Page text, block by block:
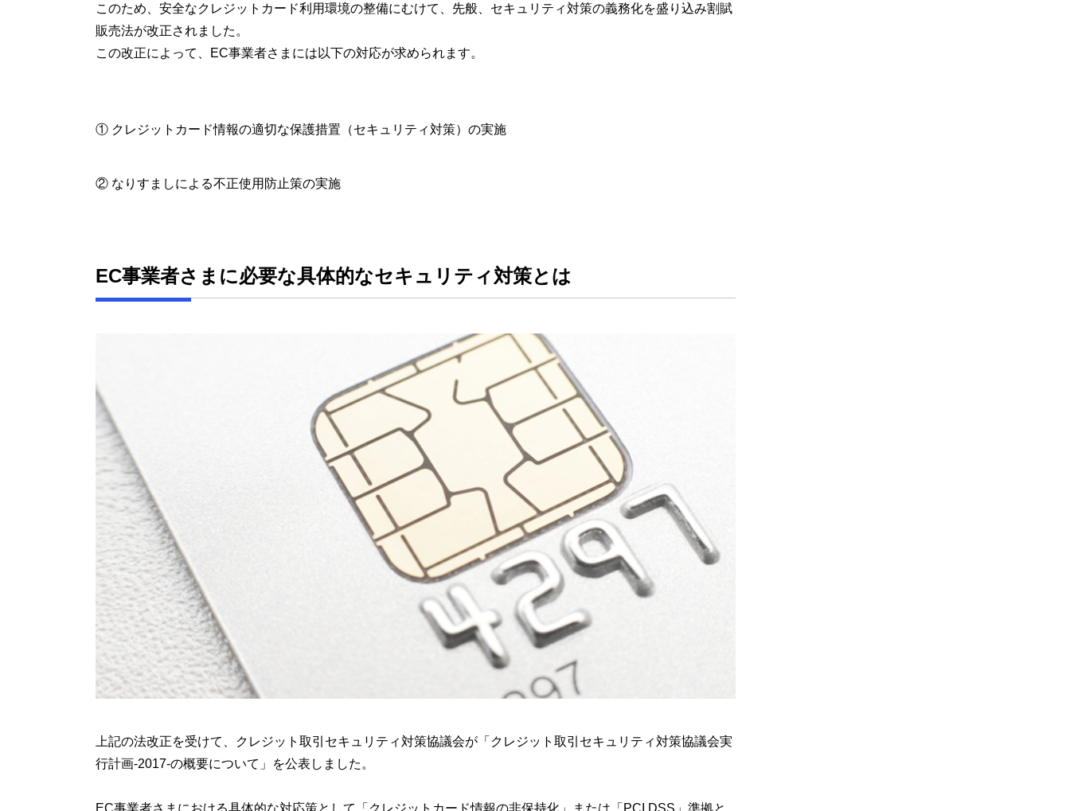
このため、安全なクレジットカード利用環境の整備にむけて、先般、セキュリティ対策の義務化を盛り込み割賦
販売法が改正されました。
この改正によって、EC事業者さまには以下の対応が求められます。
① クレジットカード情報の適切な保護措置（セキュリティ対策）の実施
② なりすましによる不正使用防止策の実施
EC事業者さまに必要な具体的なセキュリティ対策とは
上記の法改正を受けて、クレジット取引セキュリティ対策協議会が「クレジット取引セキュリティ対策協議会実
行計画-2017-の概要について」を公表しました。
EC事業者さまにおける具体的な対応策として「クレジットカード情報の非保持化」または「PCI DSS」準拠と